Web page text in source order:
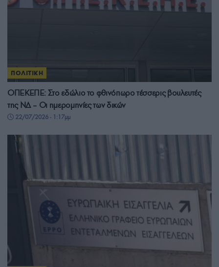
ΠΟΛΙΤΙΚΗ
ΟΠΕΚΕΠΕ: Στο εδώλιο το φθινόπωρο τέσσερις βουλευτές
της ΝΔ – Οι ημερομηνίες των δικών
22/07/2026 - 1:17μμ